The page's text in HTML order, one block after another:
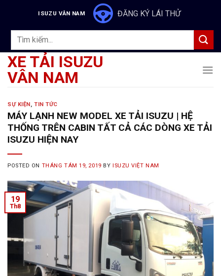
content
ISUZU VÂN NAM ĐĂNG KÝ LÁI THỬ
Tìm
XE TẢI ISUZU
VÂN NAM
SỰ KIỆN,TIN TỨC
MÁY LẠNH NEW MODEL XE TẢI ISUZU | HỆ
THỐNG TRÊN CABIN TẤT CẢ CÁC DÒNG XE TẢI
ISUZU HIỆN NAY
POSTED ON THÁNG TÁM 19, 2019 BY ISUZU VIỆT NAM
19
Th8